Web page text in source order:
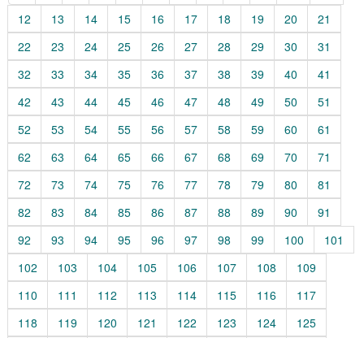
12
13 14 15 16 17 18 19 20
21
22
23 24 25 26 27 28 29 30
31
32
33 34 35 36 37 38 39 40
41
42
43 44 45 46 47 48 49 50
51
52
53 54 55 56 57 58 59 60
61
62
63 64 65 66 67 68 69 70
71
72
73 74 75 76 77 78 79 80
81
82
83 84 85 86 87 88 89 90
91
92
93 94 95 96 97 98 99 100
101
102
103 104 105 106 107 108
109
110
111 112 113 114 115 116
117
118
119 120 121 122 123 124
125